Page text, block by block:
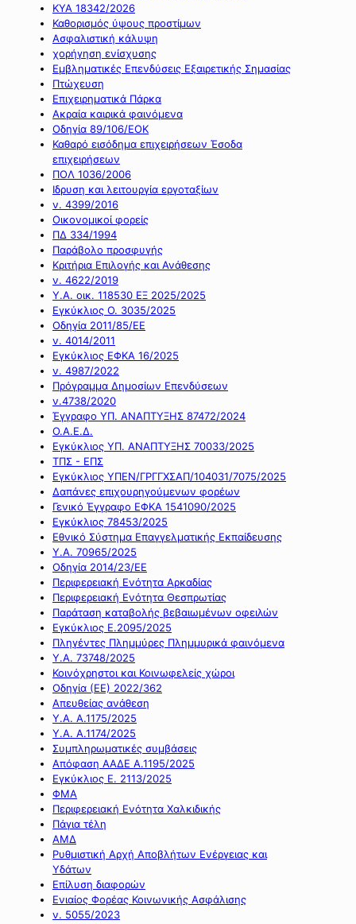
ΚΥΑ 18342/2026
Καθορισμός ύψους προστίμων
Ασφαλιστική κάλυψη
χορήγηση ενίσχυσης
Εμβληματικές Επενδύσεις Εξαιρετικής Σημασίας
Πτώχευση
Επιχειρηματικά Πάρκα
Ακραία καιρικά φαινόμενα
Οδηγία 89/106/ΕΟΚ
Καθαρό εισόδημα επιχειρήσεων Έσοδα
επιχειρήσεων
ΠΟΛ 1036/2006
Ιδρυση και λειτουργία εργοταξίων
ν. 4399/2016
Οικονομικοί φορείς
ΠΔ 334/1994
Παράβολο προσφυγής
Κριτήρια Επιλογής και Ανάθεσης
ν. 4622/2019
Υ.Α. οικ. 118530 ΕΞ 2025/2025
Εγκύκλιος Ο. 3035/2025
Οδηγία 2011/85/ΕΕ
ν. 4014/2011
Εγκύκλιος ΕΦΚΑ 16/2025
ν. 4987/2022
Πρόγραμμα Δημοσίων Επενδύσεων
ν.4738/2020
Έγγραφο ΥΠ. ΑΝΑΠΤΥΞΗΣ 87472/2024
Ο.Α.Ε.Δ.
Εγκύκλιος ΥΠ. ΑΝΑΠΤΥΞΗΣ 70033/2025
ΤΠΣ - ΕΠΣ
Εγκύκλιος ΥΠΕΝ/ΓΡΓΓΧΣΑΠ/104031/7075/2025
Δαπάνες επιχουρηγούμενων φορέων
Γενικό Έγγραφο ΕΦΚΑ 1541090/2025
Εγκύκλιος 78453/2025
Εθνικό Σύστημα Επαγγελματικής Εκπαίδευσης
Υ.Α. 70965/2025
Οδηγία 2014/23/ΕΕ
Περιφερειακή Ενότητα Αρκαδίας
Περιφερειακή Ενότητα Θεσπρωτίας
Παράταση καταβολής βεβαιωμένων οφειλών
Εγκύκλιος Ε.2095/2025
Πληγέντες Πλημμύρες Πλημμυρικά φαινόμενα
Υ.Α. 73748/2025
Κοινόχρηστοι και Κοινωφελείς χώροι
Οδηγία (ΕΕ) 2022/362
Απευθείας ανάθεση
Υ.Α. Α.1175/2025
Υ.Α. Α.1174/2025
Συμπληρωματικές συμβάσεις
Απόφαση ΑΑΔΕ Α.1195/2025
Εγκύκλιος Ε. 2113/2025
ΦΜΑ
Περιφερειακή Ενότητα Χαλκιδικής
Πάγια τέλη
ΑΜΔ
Ρυθμιστική Αρχή Αποβλήτων Ενέργειας και
Υδάτων
Επίλυση διαφορών
Ενιαίος Φορέας Κοινωνικής Ασφάλισης
ν. 5055/2023